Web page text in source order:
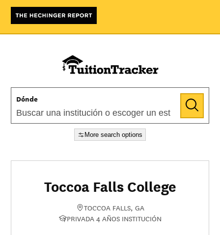
Dónde
More search options
Toccoa Falls College
TOCCOA FALLS, GA
PRIVADA 4 AÑOS INSTITUCIÓN